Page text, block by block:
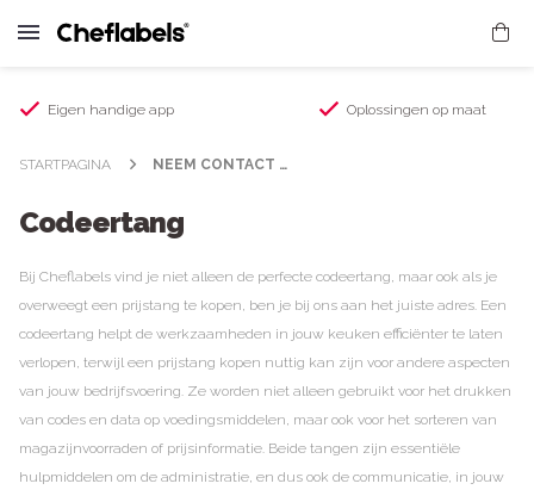
Eigen handige app Oplossingen op maat
STARTPAGINA NEEM CONTACT OP
Codeertang
Bij Cheflabels vind je niet alleen de perfecte codeertang, maar ook als je
overweegt een prijstang te kopen, ben je bij ons aan het juiste adres. Een
codeertang helpt de werkzaamheden in jouw keuken efficiënter te laten
verlopen, terwijl een prijstang kopen nuttig kan zijn voor andere aspecten
van jouw bedrijfsvoering. Ze worden niet alleen gebruikt voor het drukken
van codes en data op voedingsmiddelen, maar ook voor het sorteren van
magazijnvoorraden of prijsinformatie. Beide tangen zijn essentiële
hulpmiddelen om de administratie, en dus ook de communicatie, in jouw